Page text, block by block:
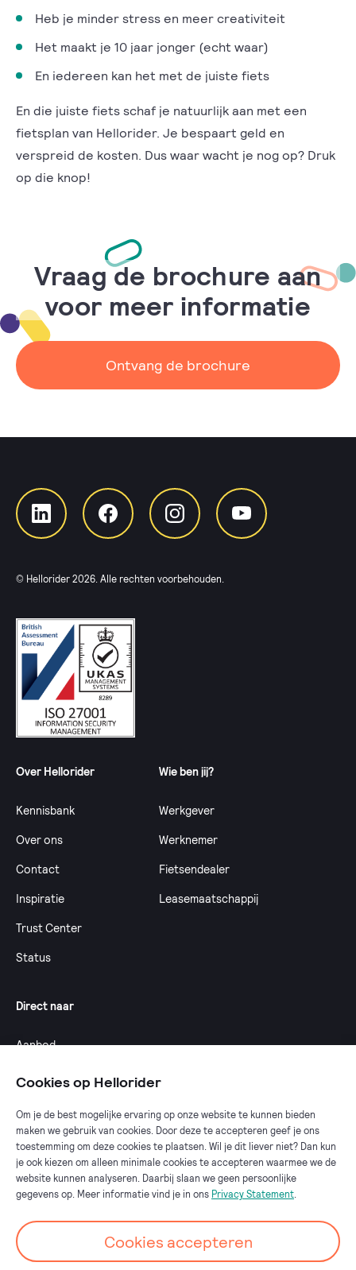
Heb je minder stress en meer creativiteit
Het maakt je 10 jaar jonger (echt waar)
En iedereen kan het met de juiste fiets
En die juiste fiets schaf je natuurlijk aan met een
fietsplan van Hellorider. Je bespaart geld en
verspreid de kosten. Dus waar wacht je nog op? Druk
op die knop!
Vraag de brochure aan
voor meer informatie
Ontvang de brochure
© Hellorider 2026 . Alle rechten voorbehouden.
Over Hellorider
Kennisbank
Over ons
Contact
Inspiratie
Trust Center
Status
Wie ben jij?
Werkgever
Werknemer
Fietsendealer
Leasemaatschappij
Direct naar
Aanbod
Fietsplan 2025
Fiets van de zaak
Fietsplan werkgever
Go
Cookies op Hellorider
Om je de best mogelijke ervaring op onze website te kunnen bieden
maken we gebruik van cookies. Door deze te accepteren geef je ons
toestemming om deze cookies te plaatsen. Wil je dit liever niet? Dan kun
je ook kiezen om alleen minimale cookies te accepteren waarmee we de
website kunnen analyseren. Daarbij slaan we geen persoonlijke
gegevens op. Meer informatie vind je in ons Privacy Statement
Cookies accepteren